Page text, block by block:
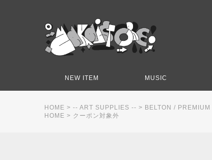
NEW ITEM MUSIC
HOME > -- ART SUPPLIES -- > BELTON / PREMIUM
HOME > クーポン対象外